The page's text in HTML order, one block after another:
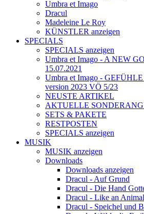
Umbra et Imago
Dracul
Madeleine Le Roy
KÜNSTLER anzeigen
SPECIALS
SPECIALS anzeigen
Umbra et Imago - A NEW
15.07.2021
Umbra et Imago -
version 2023 VÖ 5/23
NEUSTE ARTIKEL
AKTUELLE
SETS & PAKETE
RESTPOSTEN
SPECIALS anzeigen
MUSIK
MUSIK anzeigen
Downloads
Downloads anzeigen
Dracul - Auf Grund
Dracul - Die Hand
Dracul - Like an Animal
Dracul - Speichel und